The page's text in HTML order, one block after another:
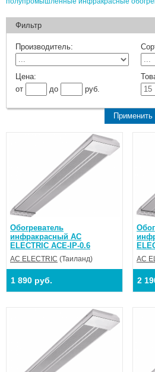
Фильтр
Производитель:
Цена:
от
до руб.
Обогреватель
инфракрасный AC
ELECTRIC ACE-IP-0.6
AC ELECTRIC (Таиланд)
1 890 руб.
AC
2